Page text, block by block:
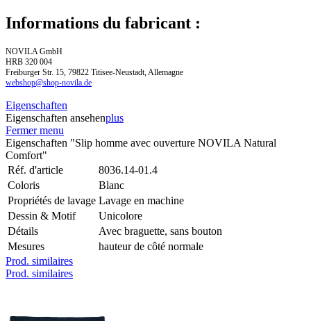
Informations du fabricant :
NOVILA GmbH
HRB 320 004
Freiburger Str. 15, 79822 Titisee-Neustadt, Allemagne
webshop@shop-novila.de
Eigenschaften
Eigenschaften ansehenplus
Fermer menu
Eigenschaften "Slip homme avec ouverture NOVILA Natural
Comfort"
Réf. d'article
8036.14-01.4
Coloris
Blanc
Propriétés de lavage Lavage en machine
Dessin & Motif
Unicolore
Détails
Avec braguette, sans bouton
Mesures
hauteur de côté normale
Prod. similaires
Prod. similaires